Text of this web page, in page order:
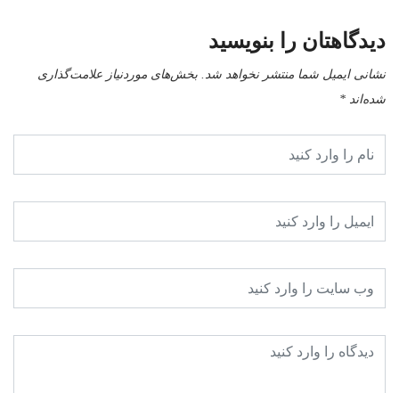
دیدگاهتان را بنویسید
نشانی ایمیل شما منتشر نخواهد شد. بخش‌های موردنیاز علامت‌گذاری
شده‌اند *